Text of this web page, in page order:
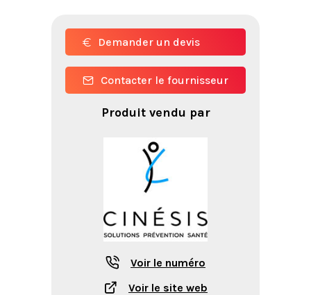
Demander un devis
Contacter le fournisseur
Produit vendu par
Voir le numéro
Voir le site web